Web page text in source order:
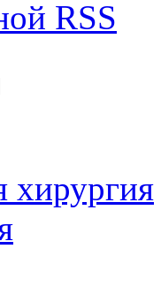
хирургия